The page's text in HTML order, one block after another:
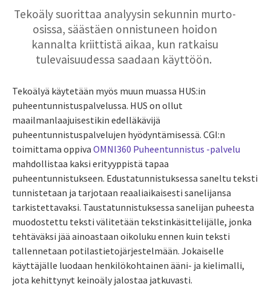
Tekoäly suorittaa analyysin sekunnin murto-
osissa, säästäen onnistuneen hoidon
kannalta kriittistä aikaa, kun ratkaisu
tulevaisuudessa saadaan käyttöön.
Tekoälyä käytetään myös muun muassa HUS:in
puheentunnistuspalvelussa. HUS on ollut
maailmanlaajuisestikin edelläkävijä
puheentunnistuspalvelujen hyödyntämisessä. CGI:n
toimittama oppiva OMNI360 Puheentunnistus -palvelu
mahdollistaa kaksi erityyppistä tapaa
puheentunnistukseen. Edustatunnistuksessa saneltu teksti
tunnistetaan ja tarjotaan reaaliaikaisesti sanelijansa
tarkistettavaksi. Taustatunnistuksessa sanelijan puheesta
muodostettu teksti välitetään tekstinkäsittelijälle, jonka
tehtäväksi jää ainoastaan oikoluku ennen kuin teksti
tallennetaan potilastietojärjestelmään. Jokaiselle
käyttäjälle luodaan henkilökohtainen ääni- ja kielimalli,
jota kehittynyt keinoäly jalostaa jatkuvasti.